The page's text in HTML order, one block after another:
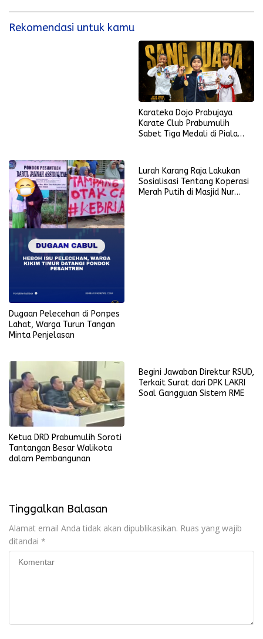
Rekomendasi untuk kamu
Karateka Dojo Prabujaya
Karate Club Prabumulih
Sabet Tiga Medali di Piala
Dugaan Pelecehan di Ponpes
Lahat, Warga Turun Tangan
Minta Penjelasan
Lurah Karang Raja Lakukan
Sosialisasi Tentang Koperasi
Merah Putih di Masjid Nur
Ketua DRD Prabumulih Soroti
Tantangan Besar Walikota
dalam Pembangunan
Begini Jawaban Direktur RSUD,
Terkait Surat dari DPK LAKRI
Soal Gangguan Sistem RME
Tinggalkan Balasan
Alamat email Anda tidak akan dipublikasikan. Ruas yang wajib
ditandai *